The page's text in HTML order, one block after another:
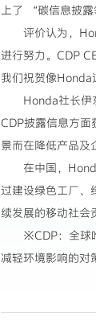
上了 “碳信息披
评价认为，
进行努力。CDP
我们祝贺像Honda
Honda社长伊
CDP披露信息方
景而在降低产品及
在中国，
过建设绿色工厂、
续发展的移动社会
※CDP：全球
减轻环境影响的对